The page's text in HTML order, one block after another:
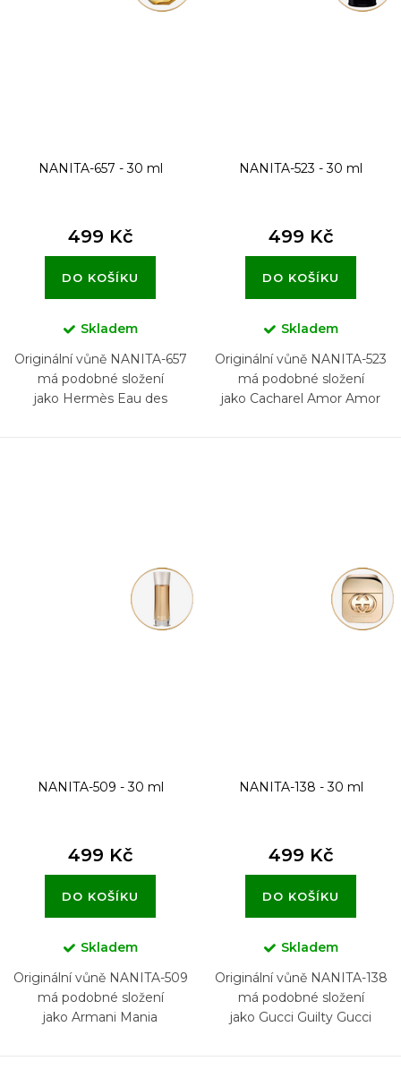
NANITA-657 - 30 ml
499 Kč
DO KOŠÍKU
Skladem
Originální vůně NANITA-657
má podobné složení
jako Hermès Eau des
NANITA-523 - 30 ml
499 Kč
DO KOŠÍKU
Skladem
Originální vůně NANITA-523
má podobné složení
jako Cacharel Amor Amor
NANITA-509 - 30 ml
499 Kč
DO KOŠÍKU
Skladem
Originální vůně NANITA-509
má podobné složení
jako Armani Mania
NANITA-138 - 30 ml
499 Kč
DO KOŠÍKU
Skladem
Originální vůně NANITA-138
má podobné složení
jako Gucci Guilty Gucci